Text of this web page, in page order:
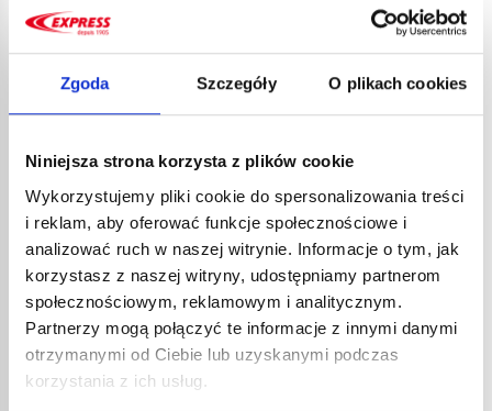
Zgoda Szczegóły O plikach cookies
Niniejsza strona korzysta z plików cookie
Wykorzystujemy pliki cookie do spersonalizowania treści
i reklam, aby oferować funkcje społecznościowe i
analizować ruch w naszej witrynie. Informacje o tym, jak
korzystasz z naszej witryny, udostępniamy partnerom
społecznościowym, reklamowym i analitycznym.
Partnerzy mogą połączyć te informacje z innymi danymi
otrzymanymi od Ciebie lub uzyskanymi podczas
korzystania z ich usług.
Modyfikacja danych osobowych
Wyświetlanie i pobieranie kart charakterystyki
INFORMACJE MSDS
niebezpiecznych dla wszystkich produktów marki Express.
mogli powiadamiać użytkownika o wszelkich zmianach lub
aktualizacjach tych informacji dotyczących bezpieczeństwa.
korzyści.
Jeśli Twoje dane kontaktowe ulegną zmianie, w szczególności
jeśli dotyczy to Twojego adresu e-mail, poinformuj nas o tym,
bezpieczeństwa wszystkich!
Daj nam znać, jeśli masz jakieś uwagi lub sugestie po